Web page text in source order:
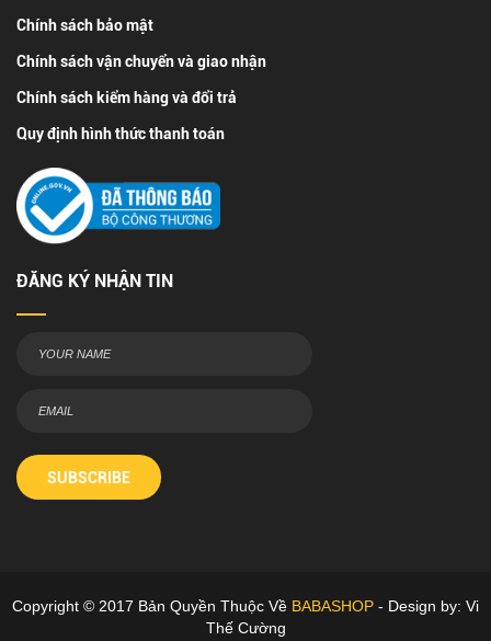
Chính sách bảo mật
Chính sách vận chuyển và giao nhận
Chính sách kiểm hàng và đổi trả
Quy định hình thức thanh toán
ĐĂNG KÝ NHẬN TIN
SUBSCRIBE
Copyright © 2017 Bản Quyền Thuộc Về BABASHOP - Design by: Vi
Thế Cường